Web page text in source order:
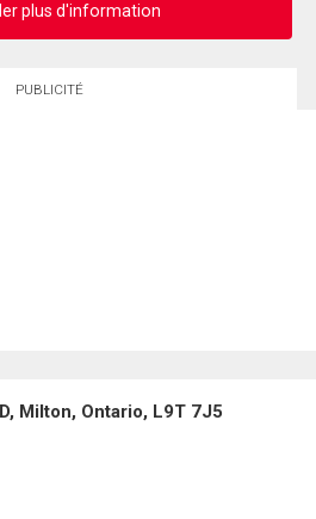
plus d'information
PUBLICITÉ
Milton, Ontario, L9T 7J5